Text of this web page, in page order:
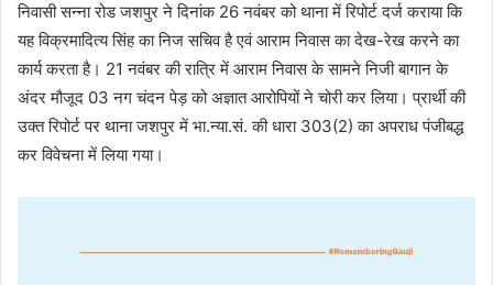
निवासी सन्ना रोड जशपुर ने दिनांक 26 नवंबर को थाना में रिपोर्ट दर्ज कराया कि
यह विक्रमादित्य सिंह का निज सचिव है एवं आराम निवास का देख-रेख करने का
कार्य करता है। 21 नवंबर की रात्रि में आराम निवास के सामने निजी बागान के
अंदर मौजूद 03 नग चंदन पेड़ को अज्ञात आरोपियों ने चोरी कर लिया। प्रार्थी की
उक्त रिपोर्ट पर थाना जशपुर में भा.न्या.सं. की धारा 303(2) का अपराध पंजीबद्ध
कर विवेचना में लिया गया।